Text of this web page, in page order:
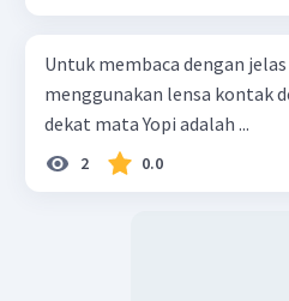
Untuk membaca dengan
menggunakan lensa kontak
dekat mata Yopi adalah ...
2 0.0